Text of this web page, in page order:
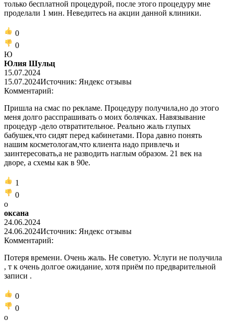
только бесплатной процедурой, после этого процедуру мне
проделали 1 мин. Неведитесь на акции данной клиники.
0
0
Ю
Юлия Шульц
15.07.2024
15.07.2024Источник: Яндекс отзывы
Комментарий:
Пришла на смас по рекламе. Процедуру получила,но до этого
меня долго расспрашивать о моих болячках. Навязывание
процедур -дело отвратительное. Реально жаль глупых
бабушек,что сидят перед кабинетами. Пора давно понять
нашим косметологам,что клиента надо привлечь и
заинтересовать,а не разводить наглым образом. 21 век на
дворе, а схемы как в 90е.
1
0
о
оксана
24.06.2024
24.06.2024Источник: Яндекс отзывы
Комментарий:
Потеря времени. Очень жаль. Не советую. Услуги не получила
, т к очень долгое ожидание, хотя приём по предварительной
записи .
0
0
о